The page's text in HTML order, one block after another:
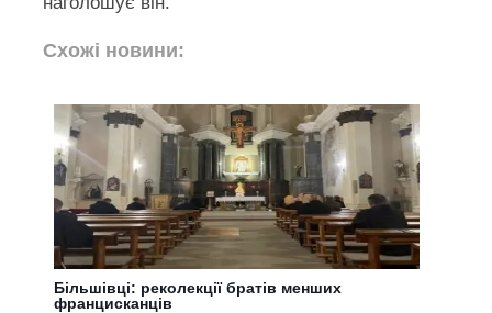
Схожі новини:
Більшівці: реколекції братів менших
францисканців